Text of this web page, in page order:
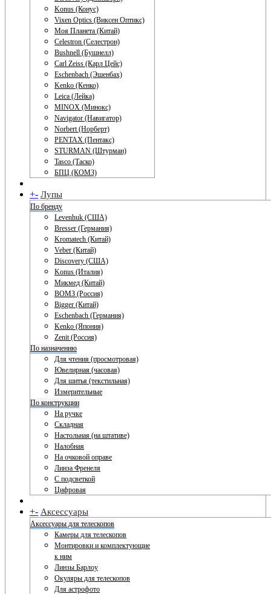
Konus (Конус)
Vixen Optics (Виксен Оптикс)
Моя Планета (Китай)
Celestron (Селестрон)
Bushnell (Бушнелл)
Carl Zeiss (Карл Цейс)
Eschenbach (Эшенбах)
Kenko (Кенко)
Leica (Лейка)
MINOX (Минокс)
Navigator (Навигатор)
Norbert (Норберт)
PENTAX (Пентакс)
STURMAN (Штурман)
Tasco (Таско)
БПЦ (КОМЗ)
+- Лупы
По бренду
Levenhuk (США)
Bresser (Германия)
Kromatech (Китай)
Veber (Китай)
Discovery (США)
Konus (Италия)
Микмед (Китай)
ВОМЗ (Россия)
Bigger (Китай)
Eschenbach (Германия)
Kenko (Япония)
Zenit (Россия)
По назначению
Для чтения (просмотровая)
Ювелирная (часовая)
Для шитья (текстильная)
Измерительные
По конструкции
На ручке
Складная
Настольная (на штативе)
Налобная
На очковой оправе
Линза Френеля
С подсветкой
Цифровая
+- Аксессуары
Аксессуары для телескопов
Камеры для телескопов
Монтировки и комплектующие
к ним
Линзы Барлоу
Окуляры для телескопов
Для астрофото